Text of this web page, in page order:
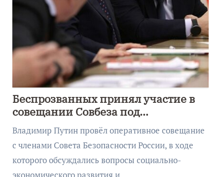
Беспрозванных принял участие в
совещании Совбеза под
руководством Путина
Владимир Путин провёл оперативное совещание
с членами Совета Безопасности России, в ходе
которого обсуждались вопросы социально-